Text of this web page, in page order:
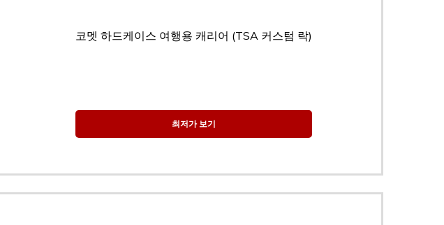
코멧 하드케이스 여행용 캐리어 (TSA 커스텀 락)
최저가 보기